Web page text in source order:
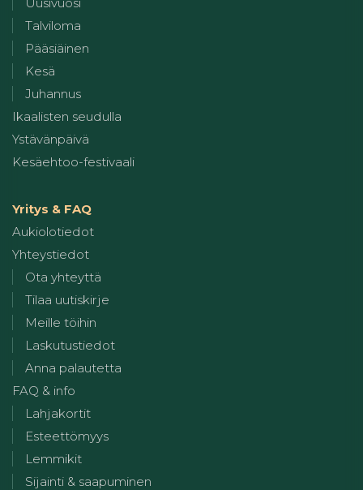
Talviloma
Pääsiäinen
Kesä
Juhannus
Ikaalisten seudulla
Ystävänpäivä
Kesäehtoo-festivaali
Yritys & FAQ
Aukiolotiedot
Yhteystiedot
Ota yhteyttä
Tilaa uutiskirje
Meille töihin
Laskutustiedot
Anna palautetta
FAQ & info
Lahjakortit
Esteettömyys
Lemmikit
Sijainti & saapuminen